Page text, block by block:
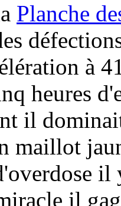
Planche
à
heures
il
maillot
il